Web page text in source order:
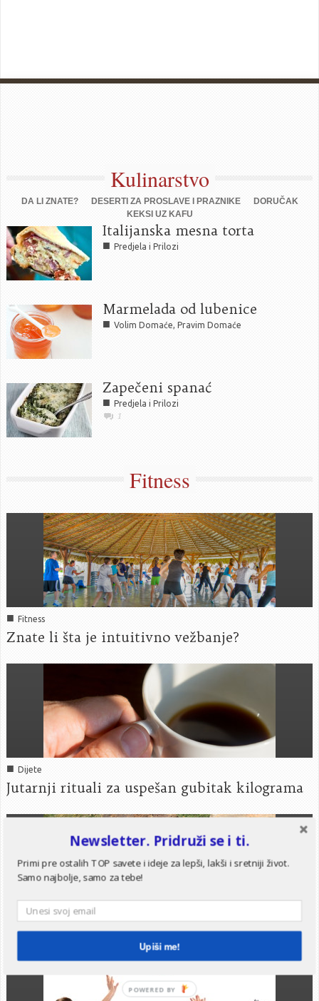
Kulinarstvo
DA LI ZNATE? DESERTI ZA PROSLAVE I PRAZNIKE
DORUČAK
KEKSI UZ KAFU
Italijanska mesna torta
■ Predjela i Prilozi
Marmelada od lubenice
■ Volim Domaće, Pravim Domaće
Zapečeni spanać
■ Predjela i Prilozi
1
Fitness
■ Fitness
Znate li šta je intuitivno vežbanje?
■ Dijete
Jutarnji rituali za uspešan gubitak kilograma
Fitness
Vežbe koje možete raditi na dečijem igralištu
Newsletter. Pridruži se i ti.
Primi pre ostalih TOP savete i ideje za lepši, lakši i sretniji život.
Samo najbolje, samo za tebe!
Upiši me!